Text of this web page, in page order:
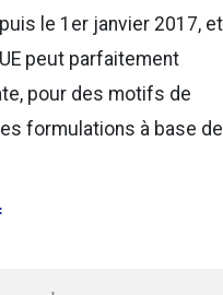
le 1er janvier 2017,
peut parfaitement
pour des motifs de
formulations à base de